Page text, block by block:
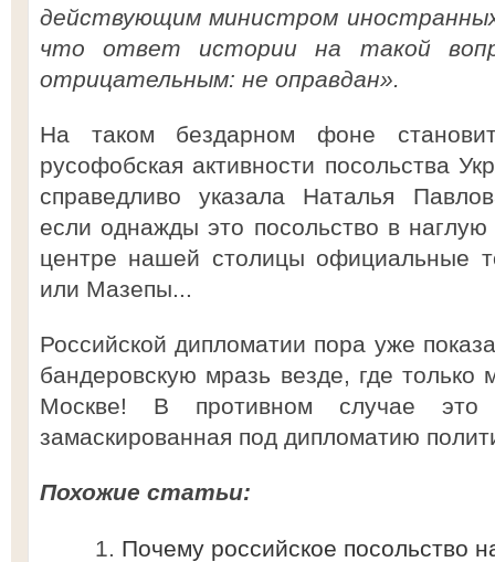
действующим министром
что ответ истории на такой
отрицательным: не оправдан».
На таком бездарном фоне
русофобская активности посольства
справедливо указала Наталья
если однажды это посольство в
центре нашей столицы официальные
или Мазепы...
Российской дипломатии пора уже
бандеровскую мразь везде, где
Москве! В противном случае
замаскированная под дипломатию
Похожие статьи:
Почему российское посольство